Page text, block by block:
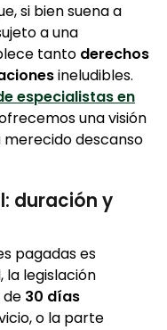
si bien suena a
a una
tanto derechos
ineludibles.
especialistas en
una visión
descanso
duración y
pagadas es
la legislación
30 días
o la parte